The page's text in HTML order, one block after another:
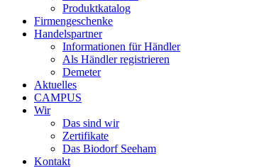
Produktkatalog
Firmengeschenke
Handelspartner
Informationen für Händler
Als Händler registrieren
Demeter
Aktuelles
CAMPUS
Wir
Das sind wir
Zertifikate
Das Biodorf Seeham
Kontakt